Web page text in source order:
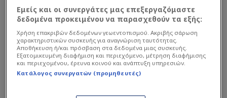
Μεταξύ άλλων τόνισε ότι:
«Είναι ένα από τα αρνητικά που το Final Four βρίσκεται
στην Αθήνα. Για να παίξω εδώ, πρέπει να βρω
τουλάχιστον… 30 εισιτήρια! Όμως, είναι εξαιρετικό το
Εμείς και οι συνεργάτες μας επεξεργαζόμαστε
δεδομένα προκειμένου να παρασχεθούν τα εξής:
Χρήση επακριβών δεδομένων γεωεντοπισμού. Ακριβής σάρωση
χαρακτηριστικών συσκευής για αναγνώριση ταυτότητας.
Αποθήκευση ή/και πρόσβαση στα δεδομένα μιας συσκευής.
Εξατομικευμένη διαφήμιση και περιεχόμενο, μέτρηση διαφήμισης
και περιεχομένου, έρευνα κοινού και ανάπτυξη υπηρεσιών.
Κατάλογος συνεργατών (προμηθευτές)